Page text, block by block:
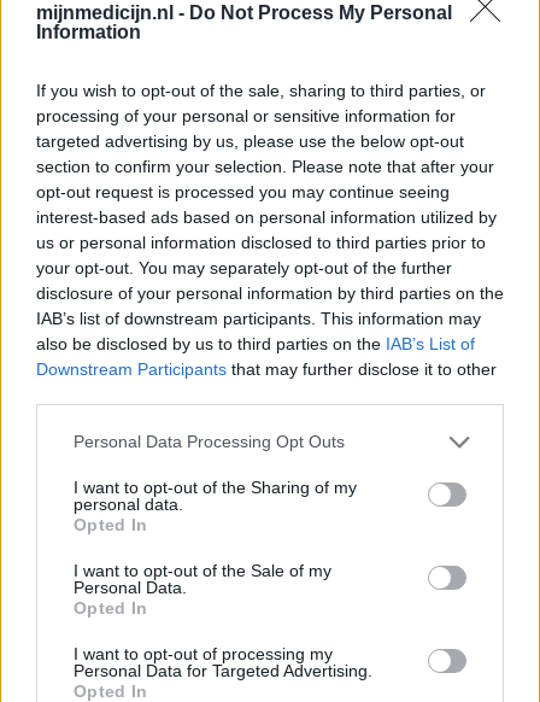
mijnmedicijn.nl - Do Not Process My Personal
Information
If you wish to opt-out of the sale, sharing to third parties, or
processing of your personal or sensitive information for
targeted advertising by us, please use the below opt-out
section to confirm your selection. Please note that after your
opt-out request is processed you may continue seeing
interest-based ads based on personal information utilized by
us or personal information disclosed to third parties prior to
your opt-out. You may separately opt-out of the further
disclosure of your personal information by third parties on the
IAB’s list of downstream participants. This information may
also be disclosed by us to third parties on the IAB’s List of
Downstream Participants that may further disclose it to other
Personal Data Processing Opt Outs
I want to opt-out of the Sharing of my
personal data.
Opted In
I want to opt-out of the Sale of my
Personal Data.
Opted In
I want to opt-out of processing my
Personal Data for Targeted Advertising.
Opted In